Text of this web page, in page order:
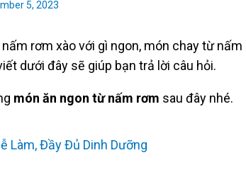
5, 2023
rơm xào với gì ngon, món chay từ nấm
dưới đây sẽ giúp bạn trả lời câu hỏi.
món ăn ngon từ nấm rơm sau đây nhé.
Làm, Đầy Đủ Dinh Dưỡng